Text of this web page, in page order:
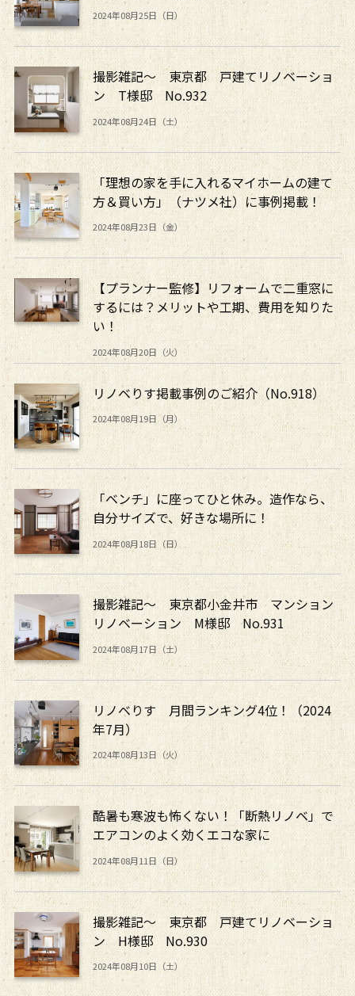
2024年08月25日（日）
撮影雑記～ 東京都 戸建てリノベーショ
ン T様邸 No.932
2024年08月24日（土）
「理想の家を手に入れるマイホームの建て
方＆買い方」（ナツメ社）に事例掲載！
2024年08月23日（金）
【プランナー監修】リフォームで二重窓に
するには？メリットや工期、費用を知りた
い！
2024年08月20日（火）
リノベりす掲載事例のご紹介（No.918）
2024年08月19日（月）
「ベンチ」に座ってひと休み。造作なら、
自分サイズで、好きな場所に！
2024年08月18日（日）
撮影雑記～ 東京都小金井市 マンション
リノベーション M様邸 No.931
2024年08月17日（土）
リノベりす 月間ランキング4位！（2024
年7月）
2024年08月13日（火）
酷暑も寒波も怖くない！「断熱リノベ」で
エアコンのよく効くエコな家に
2024年08月11日（日）
撮影雑記～ 東京都 戸建てリノベーショ
ン H様邸 No.930
2024年08月10日（土）